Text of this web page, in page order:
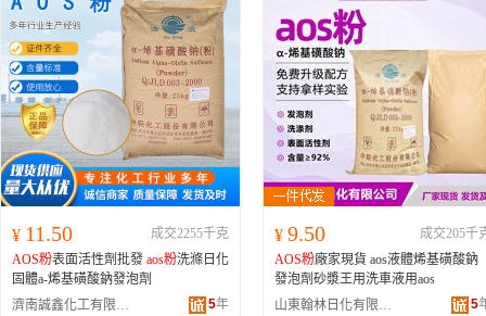
¥ 11.50
成交2255千克
AOS粉表面活性劑批發 aos粉洗滌日化
固體a-烯基磺酸鈉發泡劑
濟南誠鑫化工有限公司
5年
¥ 9.50
成交205千
AOS粉廠家現貨 aos液體烯基磺酸鈉
發泡劑砂漿王用洗車液用aos
山東翰林日化有限公司
5